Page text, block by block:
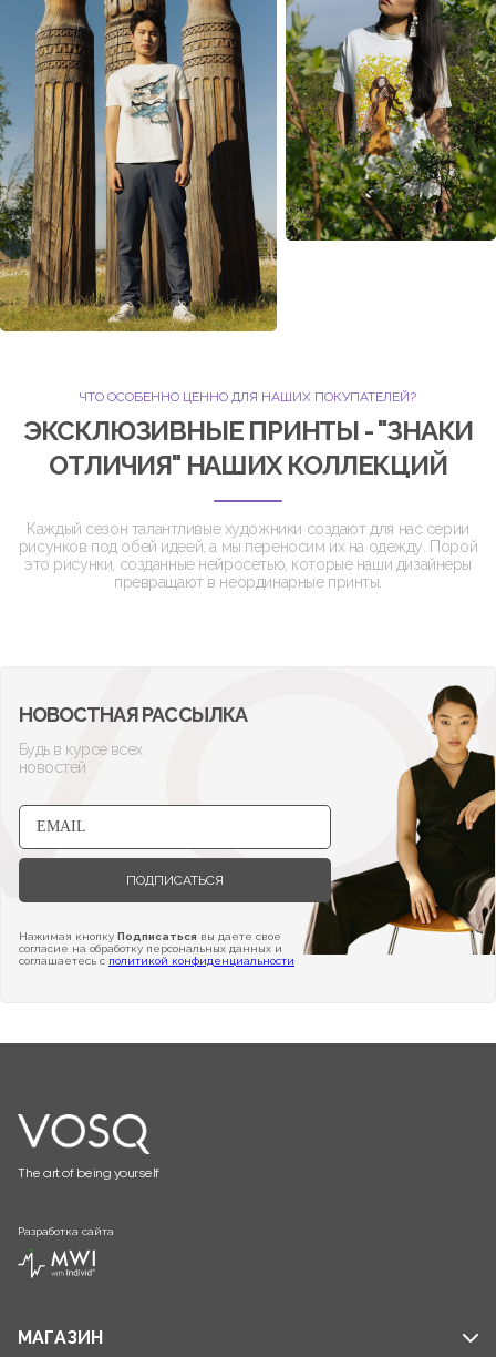
ЧТО ОСОБЕННО ЦЕННО ДЛЯ НАШИХ ПОКУПАТЕЛЕЙ?
ЭКСКЛЮЗИВНЫЕ ПРИНТЫ - "ЗНАКИ
ОТЛИЧИЯ" НАШИХ КОЛЛЕКЦИЙ
Каждый сезон талантливые художники создают для нас серии
рисунков под обей идеей, а мы переносим их на одежду. Порой
это рисунки, созданные нейросетью, которые наши дизайнеры
превращают в неординарные принты.
НОВОСТНАЯ РАССЫЛКА
Будь в курсе всех
новостей
ПОДПИСАТЬСЯ
Нажимая кнопку Подписаться вы даете свое
согласие на обработку персональных данных и
соглашаетесь с политикой конфиденциальности
The art of being yourself
Разработка сайта
МАГАЗИН